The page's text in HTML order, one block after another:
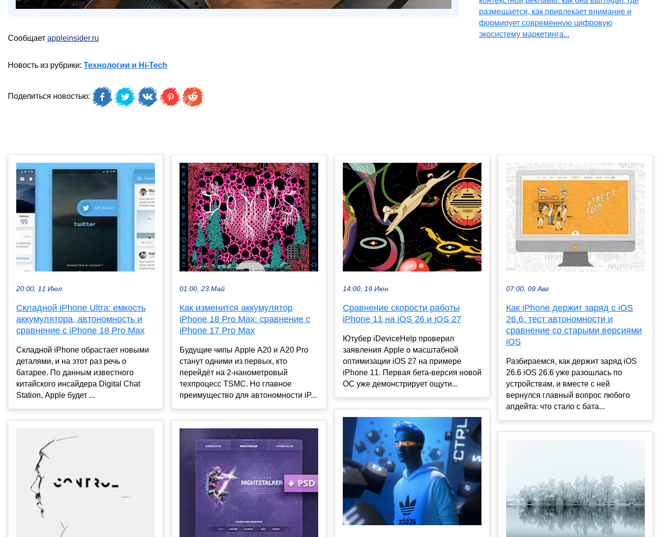
Сообщает appleinsider.ru
Новость из рубрики: Технологии и Hi-Tech
Поделиться новостью:
размещается, как привлекает внимание и
формирует современную цифровую
экосистему маркетинга...
20:00, 11 Июл
Складной iPhone Ultra: емкость
аккумулятора, автономность и
сравнение с iPhone 18 Pro Max
Складной iPhone обрастает новыми
деталями, и на этот раз речь о
батарее. По данным известного
китайского инсайдера Digital Chat
Station, Apple будет ...
01:00, 23 Май
Как изменится аккумулятор
iPhone 18 Pro Max: сравнение с
iPhone 17 Pro Max
Будущие чипы Apple A20 и A20 Pro
станут одними из первых, кто
перейдёт на 2-нанометровый
техпроцесс TSMC. Но главное
преимущество для автономности iP...
14:00, 19 Июн
Сравнение скорости работы
iPhone 11 на iOS 26 и iOS 27
Ютубер iDeviceHelp проверил
заявления Apple о масштабной
оптимизации iOS 27 на примере
iPhone 11. Первая бета-версия новой
ОС уже демонстрирует ощути...
07:00, 09 Авг
Как iPhone держит заряд с iOS
26.6: тест автономности и
сравнение со старыми версиями
iOS
Разбираемся, как держит заряд iOS
26.6 iOS 26.6 уже разошлась по
устройствам, и вместе с ней
вернулся главный вопрос любого
апдейта: что стало с бата...